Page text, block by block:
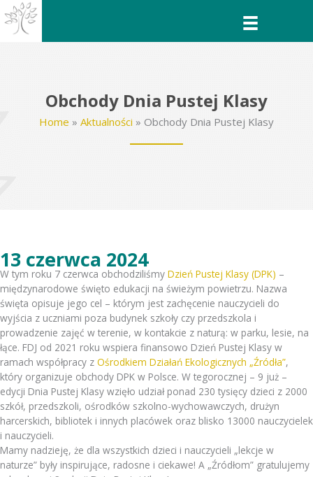
Przejdź
do
treści
Obchody Dnia Pustej Klasy
Home » Aktualności » Obchody Dnia Pustej Klasy
13 czerwca 2024
W tym roku 7 czerwca obchodziliśmy Dzień Pustej Klasy (DPK) –
międzynarodowe święto edukacji na świeżym powietrzu. Nazwa
święta opisuje jego cel – którym jest zachęcenie nauczycieli do
wyjścia z uczniami poza budynek szkoły czy przedszkola i
prowadzenie zajęć w terenie, w kontakcie z naturą: w parku, lesie, na
łące. FDJ od 2021 roku wspiera finansowo Dzień Pustej Klasy w
ramach współpracy z Ośrodkiem Działań Ekologicznych „Źródła”,
który organizuje obchody DPK w Polsce. W tegorocznej – 9 już –
edycji Dnia Pustej Klasy wzięło udział ponad 230 tysięcy dzieci z 2000
szkół, przedszkoli, ośrodków szkolno-wychowawczych, drużyn
harcerskich, bibliotek i innych placówek oraz blisko 13000 nauczycielek
i nauczycieli.
Mamy nadzieję, że dla wszystkich dzieci i nauczycieli „lekcje w
naturze” były inspirujące, radosne i ciekawe! A „Źródłom” gratulujemy